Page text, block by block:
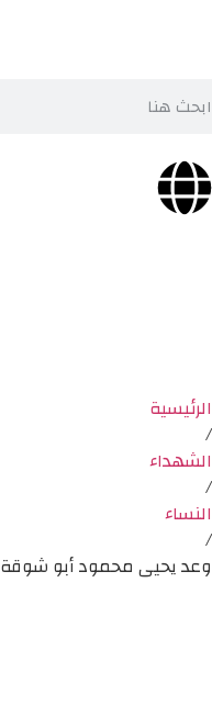
الرئيسية
/
الشهداء
/
النساء
/
وعد يحيى محمود أبو شوقة